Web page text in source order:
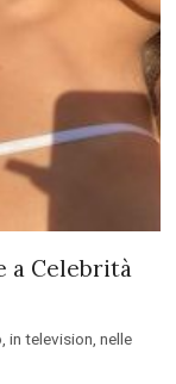
a Celebrità
in television, nelle